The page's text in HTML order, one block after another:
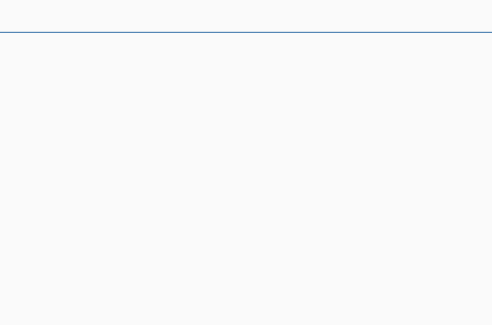
BMW R80 G/S FM - BMW R100 FM - BMW R1100 S - BMW